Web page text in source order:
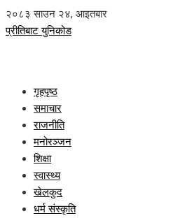
२०८३ साउन २४, आइतबार
प्रीतिबाट युनिकोड
गृहपृष्ठ
समाचार
राजनीति
मनोरञ्जन
शिक्षा
स्वास्थ्य
खेलकुद
धर्म संस्कृति